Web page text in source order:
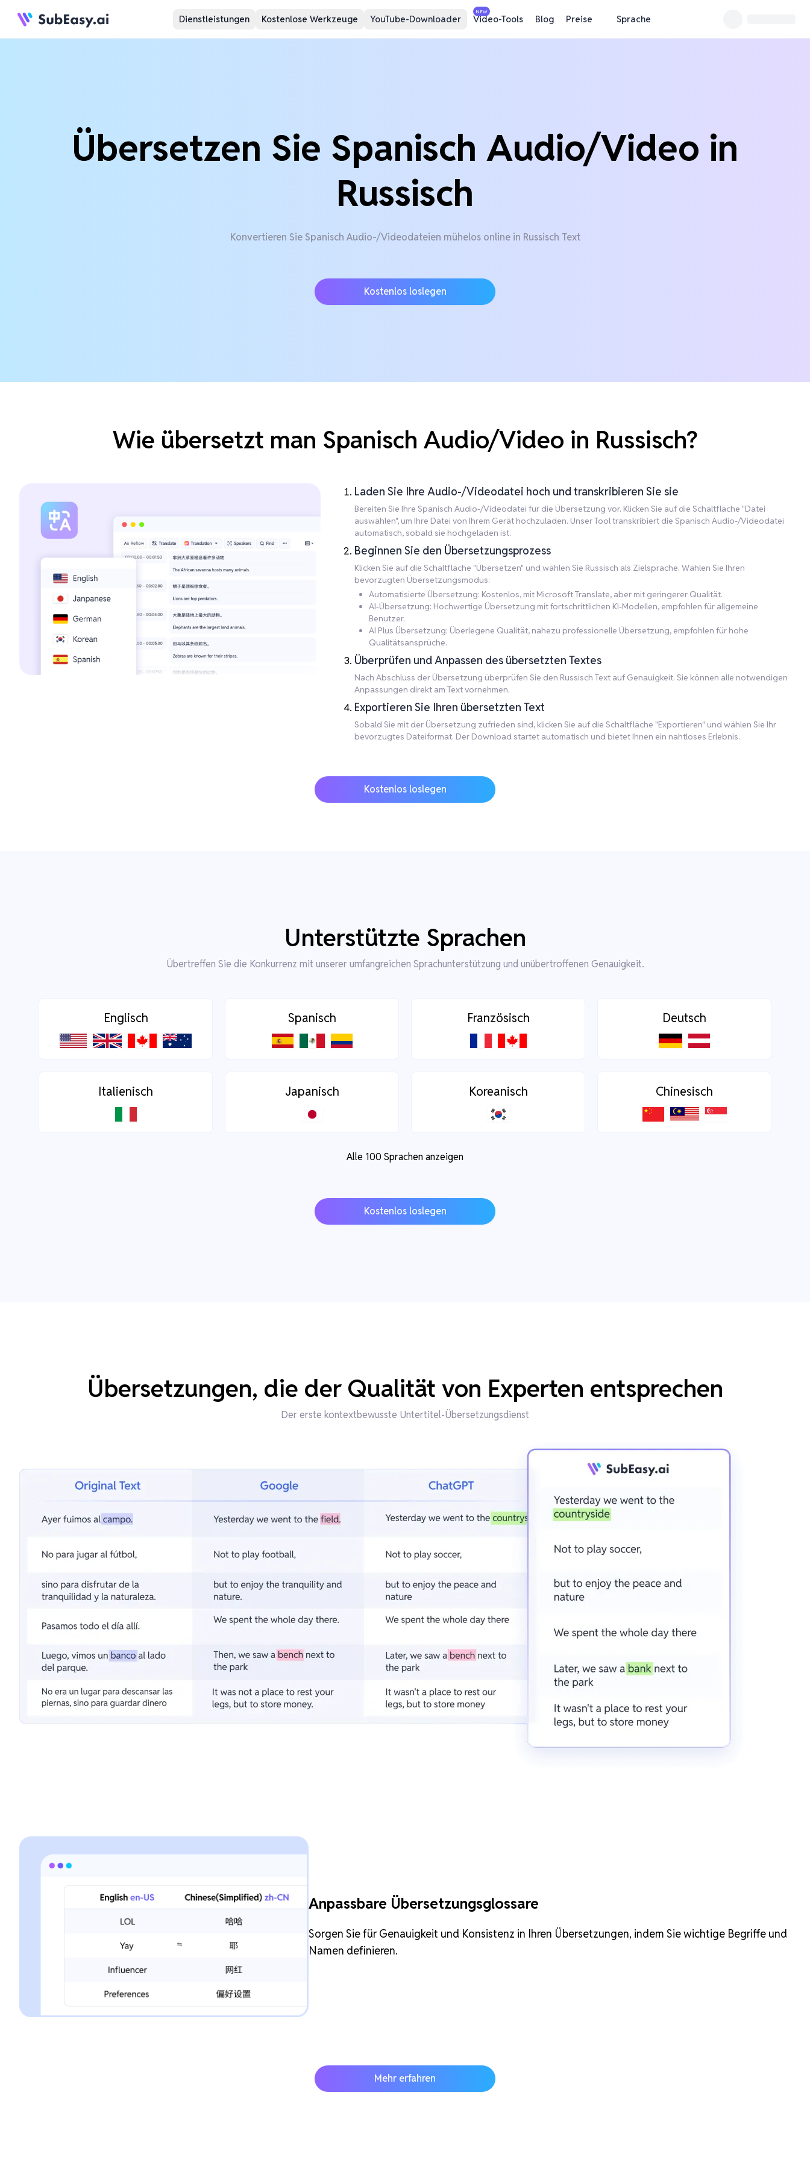
Dienstleistungen Kostenlose Werkzeuge YouTube-Downloader
NEW
Video-Tools Blog Preise Sprache
Übersetzen Sie Spanisch Audio/Video in
Russisch
Konvertieren Sie Spanisch Audio-/Videodateien mühelos online in Russisch Text
Kostenlos loslegen
Wie übersetzt man Spanisch Audio/Video in Russisch?
Laden Sie Ihre Audio-/Videodatei hoch und transkribieren Sie sie
Bereiten Sie Ihre Spanisch Audio-/Videodatei für die Übersetzung vor. Klicken Sie auf die Schaltfläche "Datei
auswählen", um Ihre Datei von Ihrem Gerät hochzuladen. Unser Tool transkribiert die Spanisch Audio-/Videodatei
automatisch, sobald sie hochgeladen ist.
Beginnen Sie den Übersetzungsprozess
Klicken Sie auf die Schaltfläche "Übersetzen" und wählen Sie Russisch als Zielsprache. Wählen Sie Ihren
bevorzugten Übersetzungsmodus:
Automatisierte Übersetzung: Kostenlos, mit Microsoft Translate, aber mit geringerer Qualität.
AI-Übersetzung: Hochwertige Übersetzung mit fortschrittlichen KI-Modellen, empfohlen für allgemeine
Benutzer.
AI Plus Übersetzung: Überlegene Qualität, nahezu professionelle Übersetzung, empfohlen für hohe
Qualitätsansprüche.
Überprüfen und Anpassen des übersetzten Textes
Nach Abschluss der Übersetzung überprüfen Sie den Russisch Text auf Genauigkeit. Sie können alle notwendigen
Anpassungen direkt am Text vornehmen.
Exportieren Sie Ihren übersetzten Text
Sobald Sie mit der Übersetzung zufrieden sind, klicken Sie auf die Schaltfläche "Exportieren" und wählen Sie Ihr
bevorzugtes Dateiformat. Der Download startet automatisch und bietet Ihnen ein nahtloses Erlebnis.
Kostenlos loslegen
Unterstützte Sprachen
Übertreffen Sie die Konkurrenz mit unserer umfangreichen Sprachunterstützung und unübertroffenen Genauigkeit.
Englisch Spanisch Französisch Deutsch
Italienisch Japanisch Koreanisch Chinesisch
Alle 100 Sprachen anzeigen
Kostenlos loslegen
Übersetzungen, die der Qualität von Experten entsprechen
Der erste kontextbewusste Untertitel-Übersetzungsdienst
Anpassbare Übersetzungsglossare
Sorgen Sie für Genauigkeit und Konsistenz in Ihren Übersetzungen, indem Sie wichtige Begriffe und
Namen definieren.
Mehr erfahren